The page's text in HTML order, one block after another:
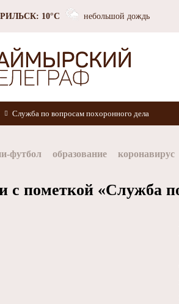
10°C небольшой дождь
Служба по вопросам похоронного дела
футбол образование коронавирус
с пометкой «Служба